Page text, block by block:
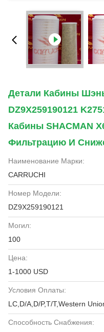
Детали Кабины
DZ9X259190121
Кабины SHACMAN
Фильтрацию И
Наименование Марки:
CARRUCHI
Номер Модели:
DZ9X259190121
Могил:
100
Цена:
1-1000 USD
Условия Оплаты:
LC,D/A,D/P,T/T,Western
Способность Снабжения: